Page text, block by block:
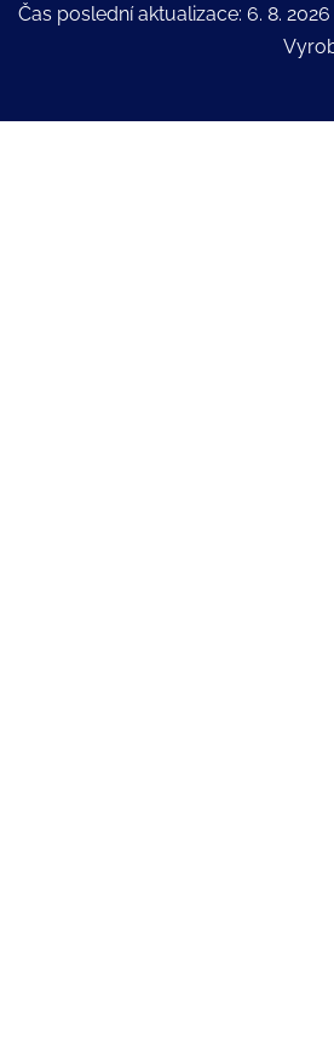
Čas poslední aktualizace: 6. 8. 2026